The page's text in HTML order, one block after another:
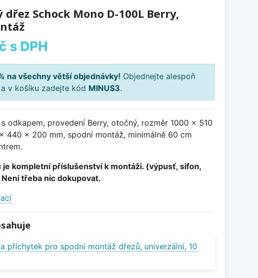
dřez Schock Mono D-100L Berry,
s DPH
na všechny větší objednávky! Objednejte alespoň
v košíku zadejte kód MINUS3.
odkapem, provedení Berry, otočný, rozměr 1000 x 510
440 x 200 mm, spodní montáž, minimálně 60 cm
je kompletní příslušenství k montáži. (výpusť, sifon,
třeba nic dokupovat.
příchytek pro spodní montáž dřezů, univerzální, 10